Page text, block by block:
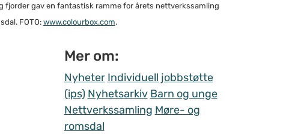
fjorder gav en fantastisk ramme for årets nettverkssamling
FOTO: www.colourbox.com.
Mer om:
Nyheter Individuell jobbstøtte
(ips) Nyhetsarkiv Barn og unge
Nettverkssamling Møre- og
romsdal